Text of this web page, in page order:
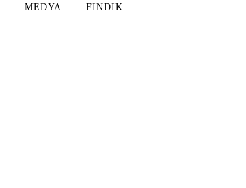
MEDYA FINDIK